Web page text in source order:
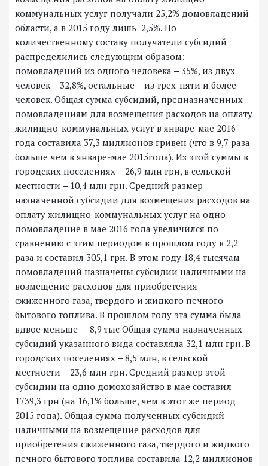
коммунальных услуг получали 25,2% домовладений
области, а в 2015 году лишь 2,5%. По
количественному составу получатели субсидий
распределились следующим образом:
домовладений из одного человека ‒ 35%, из двух
человек ‒ 32,8%, остальные ‒ из трех-пяти и более
человек. Общая сумма субсидий, предназначенных
домовладениям для возмещения расходов на оплату
жилищно-коммунальных услуг в январе-мае 2016
года составила 37,3 миллионов гривен (что в 9,7 раза
больше чем в январе-мае 2015года). Из этой суммы в
городских поселениях ‒ 26,9 млн грн, в сельской
местности ‒ 10,4 млн грн. Средний размер
назначенной субсидии для возмещения расходов на
оплату жилищно-коммунальных услуг на одно
домовладение в мае 2016 года увеличился по
сравнению с этим периодом в прошлом году в 2,2
раза и составил 305,1 грн. В этом году 18,4 тысячам
домовладений назначены субсидии наличными на
возмещение расходов для приобретения
сжиженного газа, твердого и жидкого печного
бытового топлива. В прошлом году эта сумма была
вдвое меньше ‒ 8,9 тыс Общая сумма назначенных
субсидий указанного вида составляла 32,1 млн грн. В
городских поселениях ‒ 8,5 млн, в сельской
местности ‒ 23,6 млн грн. Средний размер этой
субсидии на одно домохозяйство в мае составил
1739,3 грн (на 16,1% больше, чем в этот же период
2015 года). Общая сумма полученных субсидий
наличными на возмещение расходов для
приобретения сжиженного газа, твердого и жидкого
печного бытового топлива составила 12,2 миллионов